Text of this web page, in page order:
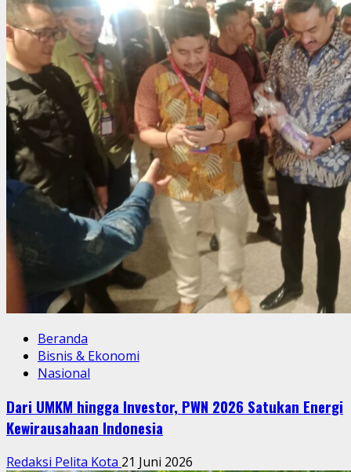
Beranda
Bisnis & Ekonomi
Nasional
Dari UMKM hingga Investor, PWN 2026 Satukan Energi
Kewirausahaan Indonesia
Redaksi Pelita Kota 21 Juni 2026